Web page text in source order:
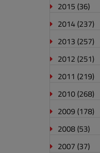
2015 (36)
2014 (237)
2013 (257)
2012 (251)
2011 (219)
2010 (268)
2009 (178)
2008 (53)
2007 (37)